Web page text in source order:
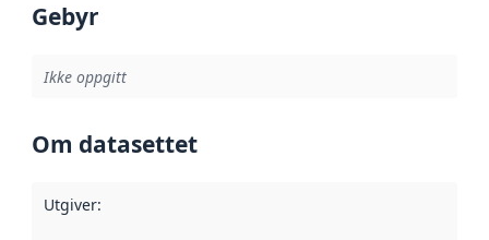
Gebyr
Ikke oppgitt
Om datasettet
Utgiver: